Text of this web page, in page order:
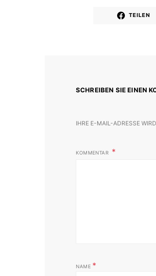
TEILEN
SCHREIBEN SIE EINEN
IHRE E-MAIL-ADRESSE
KOMMENTAR
NAME *